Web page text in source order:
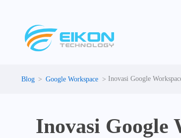
Google Workspace Inovasi Google
Inovasi Google